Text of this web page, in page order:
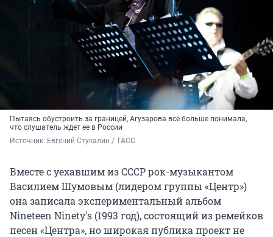
Пытаясь обустроить за границей, Агузарова всё больше понимала,
что слушатель ждет ее в России
Источник: Евгений Стукалин / ТАСС
Вместе с уехавшим из СССР рок-музыкантом
Василием Шумовым (лидером группы «Центр»)
она записала экспериментальный альбом
Nineteen Ninety's (1993 год), состоящий из ремейков
песен «Центра», но широкая публика проект не